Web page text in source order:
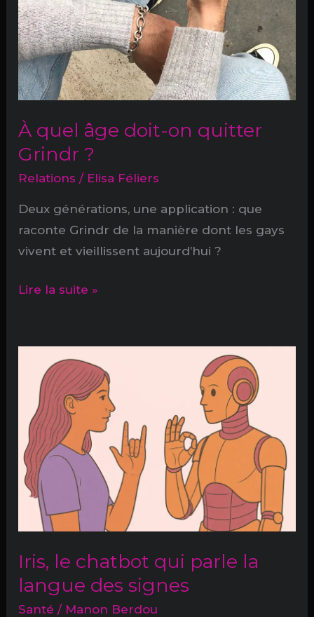
À quel âge doit-on quitter
Grindr ?
Relations / Elisa Féliers
Deux générations, une application : que
raconte Grindr de la manière dont les gays
vivent et vieillissent aujourd’hui ?
À
quitter
Grindr
Lire la suite »
Iris, le chatbot qui parle la
langue des signes
Santé / Manon Berdou